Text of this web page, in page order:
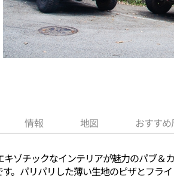
情報 地図 おすす
ゾチックなインテリアが魅力のパブ
。パリパリした薄い生地のピザとフラ